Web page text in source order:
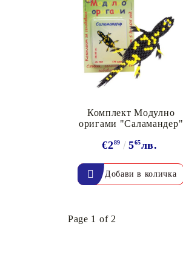
Комплект Модулно
оригами "Саламандер"
€289 565лв.
Page 1 of 2